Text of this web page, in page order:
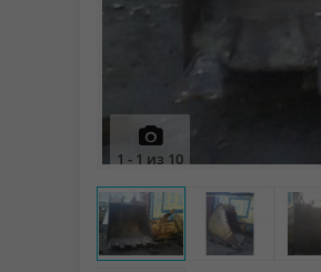
1 - 1 из 10